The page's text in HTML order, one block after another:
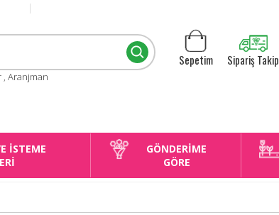
, Aranjman
Sipariş Takip
Sepetim
İSTEME
GÖNDERİME
GÖRE